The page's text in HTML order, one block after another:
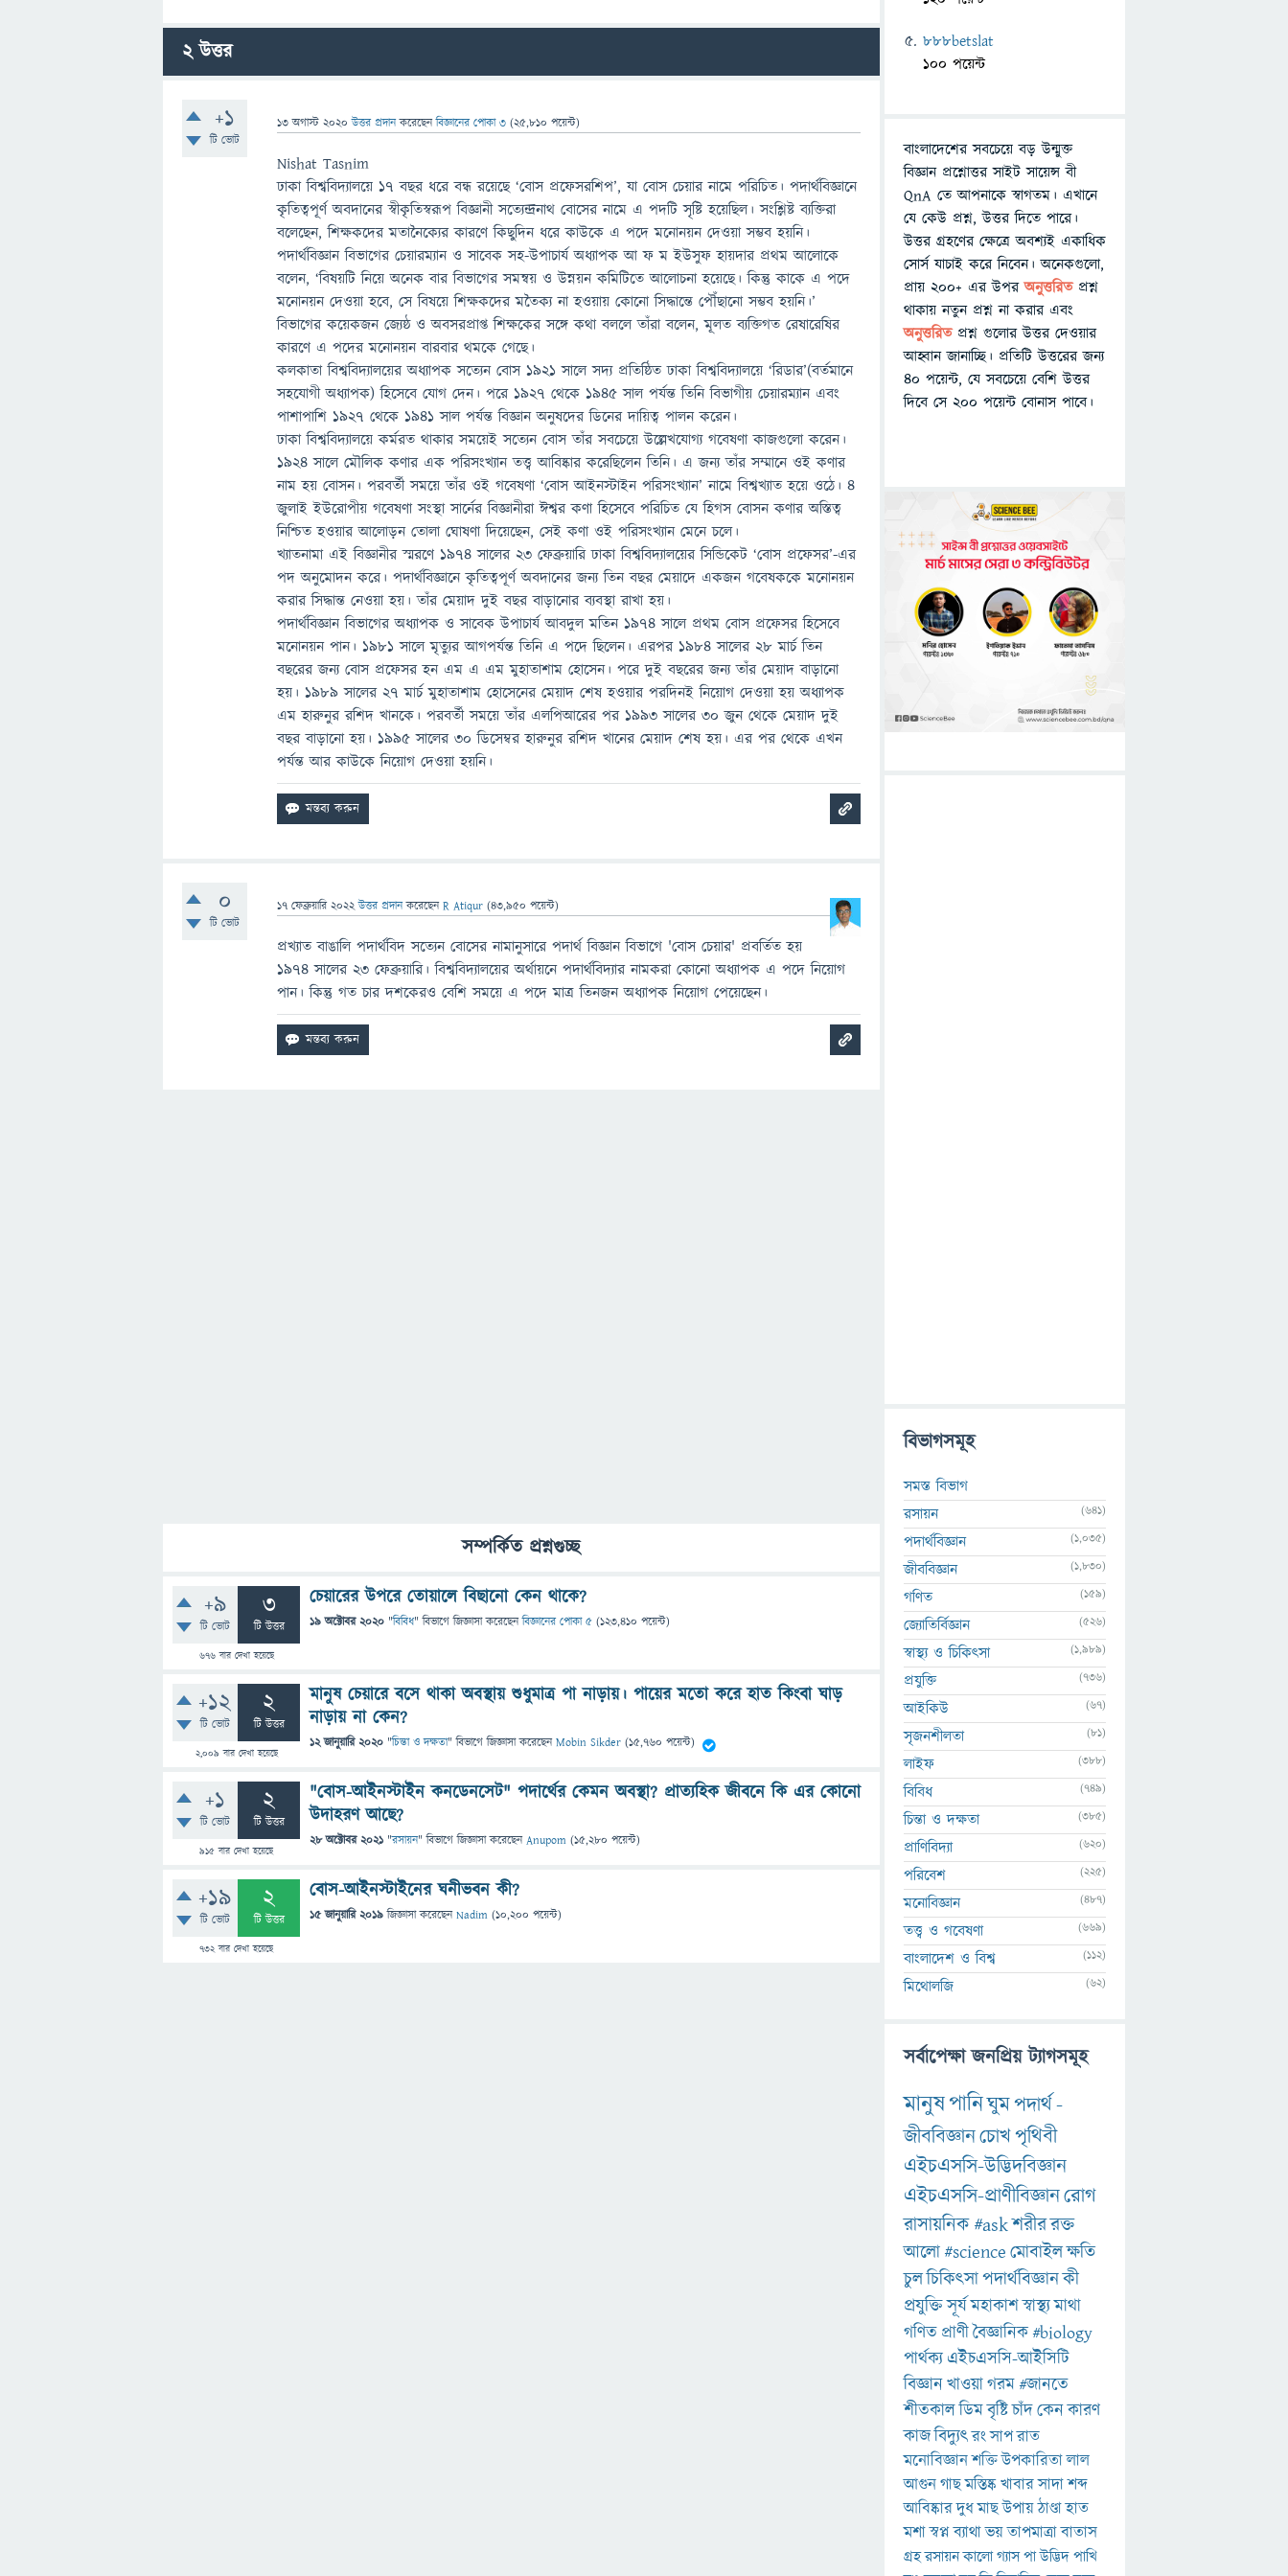
2উত্তর
+1
টি ভোট
13 অগাস্ট 2020 উত্তর প্রদান করেছেনবিজ্ঞানের পোকা ৩ (25,810 পয়েন্ট)
Nishat Tasnim
ঢাকা বিশ্ববিদ্যালয়ে ১৭ বছর ধরে বন্ধ রয়েছে ‘বোস প্রফেসরশিপ’, যা বোস চেয়ার নামে পরিচিত। পদার্থবিজ্ঞানে
কৃতিত্বপূর্ণ অবদানের স্বীকৃতিস্বরূপ বিজ্ঞানী সত্যেন্দ্রনাথ বোসের নামে এ পদটি সৃষ্টি হয়েছিল। সংশ্লিষ্ট ব্যক্তিরা
বলেছেন, শিক্ষকদের মতানৈক্যের কারণে কিছুদিন ধরে কাউকে এ পদে মনোনয়ন দেওয়া সম্ভব হয়নি।
পদার্থবিজ্ঞান বিভাগের চেয়ারম্যান ও সাবেক সহ-উপাচার্য অধ্যাপক আ ফ ম ইউসুফ হায়দার প্রথম আলোকে
বলেন, ‘বিষয়টি নিয়ে অনেক বার বিভাগের সমন্বয় ও উন্নয়ন কমিটিতে আলোচনা হয়েছে। কিন্তু কাকে এ পদে
মনোনয়ন দেওয়া হবে, সে বিষয়ে শিক্ষকদের মতৈক্য না হওয়ায় কোনো সিদ্ধান্তে পৌঁছানো সম্ভব হয়নি।’
বিভাগের কয়েকজন জ্যেষ্ঠ ও অবসরপ্রাপ্ত শিক্ষকের সঙ্গে কথা বললে তাঁরা বলেন, মূলত ব্যক্তিগত রেষারেষির
কারণে এ পদের মনোনয়ন বারবার থমকে গেছে।
কলকাতা বিশ্ববিদ্যালয়ের অধ্যাপক সত্যেন বোস ১৯২১ সালে সদ্য প্রতিষ্ঠিত ঢাকা বিশ্ববিদ্যালয়ে ‘রিডার’(বর্তমানে
সহযোগী অধ্যাপক) হিসেবে যোগ দেন। পরে ১৯২৭ থেকে ১৯৪৫ সাল পর্যন্ত তিনি বিভাগীয় চেয়ারম্যান এবং
পাশাপাশি ১৯২৭ থেকে ১৯৪১ সাল পর্যন্ত বিজ্ঞান অনুষদের ডিনের দায়িত্ব পালন করেন।
ঢাকা বিশ্ববিদ্যালয়ে কর্মরত থাকার সময়েই সত্যেন বোস তাঁর সবচেয়ে উল্লেখযোগ্য গবেষণা কাজগুলো করেন।
১৯২৪ সালে মৌলিক কণার এক পরিসংখ্যান তত্ত্ব আবিষ্কার করেছিলেন তিনি। এ জন্য তাঁর সম্মানে ওই কণার
নাম হয় বোসন। পরবর্তী সময়ে তাঁর ওই গবেষণা ‘বোস আইনস্টাইন পরিসংখ্যান’ নামে বিশ্বখ্যাত হয়ে ওঠে। ৪
জুলাই ইউরোপীয় গবেষণা সংস্থা সার্নের বিজ্ঞানীরা ঈশ্বর কণা হিসেবে পরিচিত যে হিগস বোসন কণার অস্তিত্ব
নিশ্চিত হওয়ার আলোড়ন তোলা ঘোষণা দিয়েছেন, সেই কণা ওই পরিসংখ্যান মেনে চলে।
খ্যাতনামা এই বিজ্ঞানীর স্মরণে ১৯৭৪ সালের ২৩ ফেব্রুয়ারি ঢাকা বিশ্ববিদ্যালয়ের সিন্ডিকেট ‘বোস প্রফেসর’-এর
পদ অনুমোদন করে। পদার্থবিজ্ঞানে কৃতিত্বপূর্ণ অবদানের জন্য তিন বছর মেয়াদে একজন গবেষককে মনোনয়ন
করার সিদ্ধান্ত নেওয়া হয়। তাঁর মেয়াদ দুই বছর বাড়ানোর ব্যবস্থা রাখা হয়।
পদার্থবিজ্ঞান বিভাগের অধ্যাপক ও সাবেক উপাচার্য আবদুল মতিন ১৯৭৪ সালে প্রথম বোস প্রফেসর হিসেবে
মনোনয়ন পান। ১৯৮১ সালে মৃত্যুর আগপর্যন্ত তিনি এ পদে ছিলেন। এরপর ১৯৮৪ সালের ২৮ মার্চ তিন
বছরের জন্য বোস প্রফেসর হন এম এ এম মুহাতাশাম হোসেন। পরে দুই বছরের জন্য তাঁর মেয়াদ বাড়ানো
হয়। ১৯৮৯ সালের ২৭ মার্চ মুহাতাশাম হোসেনের মেয়াদ শেষ হওয়ার পরদিনই নিয়োগ দেওয়া হয় অধ্যাপক
এম হারুনুর রশিদ খানকে। পরবর্তী সময়ে তাঁর এলপিআরের পর ১৯৯৩ সালের ৩০ জুন থেকে মেয়াদ দুই
বছর বাড়ানো হয়। ১৯৯৫ সালের ৩০ ডিসেম্বর হারুনুর রশিদ খানের মেয়াদ শেষ হয়। এর পর থেকে এখন
পর্যন্ত আর কাউকে নিয়োগ দেওয়া হয়নি।
0
টি ভোট
17 ফেব্রুয়ারি 2022 উত্তর প্রদান করেছেনR Atiqur (43,950 পয়েন্ট)
প্রখ্যাত বাঙালি পদার্থবিদ সত্যেন বোসের নামানুসারে পদার্থ বিজ্ঞান বিভাগে 'বোস চেয়ার' প্রবর্তিত হয়
১৯৭৪ সালের ২৩ ফেব্রুয়ারি। বিশ্ববিদ্যালয়ের অর্থায়নে পদার্থবিদ্যার নামকরা কোনো অধ্যাপক এ পদে নিয়োগ
পান। কিন্তু গত চার দশকেরও বেশি সময়ে এ পদে মাত্র তিনজন অধ্যাপক নিয়োগ পেয়েছেন।
সম্পর্কিত প্রশ্নগুচ্ছ
+9
টি ভোট
3
টি উত্তর
676বার দেখা হয়েছে
চেয়ারের উপরে তোয়ালে বিছানো কেন থাকে?
19 অক্টোবর 2020 "বিবিধ" বিভাগে জিজ্ঞাসাকরেছেনবিজ্ঞানের পোকা ৫ (123,410 পয়েন্ট)
+12
টি ভোট
2
টি উত্তর
2,009 বার দেখা হয়েছে
মানুষ চেয়ারে বসে থাকা অবস্থায় শুধুমাত্র পা নাড়ায়। পায়ের মতো করে হাত কিংবা ঘাড়
নাড়ায় না কেন?
12 জানুয়ারি 2020 "চিন্তা ও দক্ষতা" বিভাগে জিজ্ঞাসাকরেছেনMobin Sikder (15,760 পয়েন্ট)
+1
টি ভোট
2
টি উত্তর
915 বার দেখা হয়েছে
"বোস-আইনস্টাইন কনডেনসেট" পদার্থের কেমন অবস্থা? প্রাত্যহিক জীবনে কি এর কোনো
উদাহরণ আছে?
28 অক্টোবর 2021 "রসায়ন" বিভাগে জিজ্ঞাসাকরেছেনAnupom (15,280 পয়েন্ট)
+19
টি ভোট
2
টি উত্তর
732বার দেখা হয়েছে
বোস-আইনস্টাইনের ঘনীভবন কী?
15 জানুয়ারি 2019 জিজ্ঞাসাকরেছেনNadim (10,200 পয়েন্ট)
888betslat
100 পয়েন্ট
বাংলাদেশের সবচেয়ে বড় উন্মুক্ত
বিজ্ঞান প্রশ্নোত্তর সাইট সায়েন্স বী
QnA তে আপনাকে স্বাগতম। এখানে
যে কেউ প্রশ্ন, উত্তর দিতে পারে।
উত্তর গ্রহণের ক্ষেত্রে অবশ্যই একাধিক
সোর্স যাচাই করে নিবেন। অনেকগুলো,
প্রায় ২০০+ এর উপরঅনুত্তরিতপ্রশ্ন
থাকায় নতুন প্রশ্ন না করার এবং
অনুত্তরিত প্রশ্ন গুলোর উত্তর দেওয়ার
আহ্বান জানাচ্ছি। প্রতিটি উত্তরের জন্য
৪০ পয়েন্ট, যে সবচেয়ে বেশি উত্তর
দিবে সে ২০০ পয়েন্ট বোনাস পাবে।
বিভাগসমূহ
সমস্ত বিভাগ
রসায়ন
(641)
পদার্থবিজ্ঞান (1,035)
জীববিজ্ঞান (1,830)
গণিত (159)
জ্যোতির্বিজ্ঞান (526)
স্বাস্থ্য ও চিকিৎসা (1,989)
প্রযুক্তি (736)
আইকিউ (67)
সৃজনশীলতা (81)
লাইফ (388)
বিবিধ (749)
চিন্তা ও দক্ষতা (385)
প্রাণিবিদ্যা (620)
পরিবেশ (225)
মনোবিজ্ঞান (487)
তত্ত্ব ও গবেষণা (669)
বাংলাদেশ ও বিশ্ব (112)
মিথোলজি (62)
সর্বাপেক্ষা জনপ্রিয় ট্যাগসমূহ
মানুষপানিঘুমপদার্থ-
জীববিজ্ঞানচোখপৃথিবী
এইচএসসি-উদ্ভিদবিজ্ঞান
এইচএসসি-প্রাণীবিজ্ঞানরোগ
রাসায়নিক#askশরীররক্ত
আলো#scienceমোবাইলক্ষতি
চুলচিকিৎসাপদার্থবিজ্ঞানকী
প্রযুক্তিসূর্যমহাকাশস্বাস্থ্যমাথা
গণিত প্রাণীবৈজ্ঞানিক#biology
পার্থক্য এইচএসসি-আইসিটি
বিজ্ঞানখাওয়াগরম#জানতে
শীতকালডিমবৃষ্টিচাঁদকেনকারণ
কাজবিদ্যুৎরংসাপরাত
মনোবিজ্ঞানশক্তিউপকারিতালাল
আগুনগাছমস্তিষ্কখাবারসাদাশব্দ
আবিষ্কারদুধমাছউপায়ঠাণ্ডাহাত
মশাস্বপ্নব্যাথাভয়তাপমাত্রাবাতাস
গ্রহরসায়নকালোগ্যাসপাউদ্ভিদপাখি